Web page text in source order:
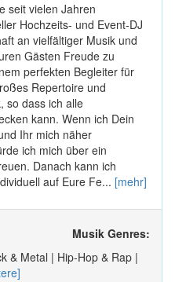
seit vielen Jahren
Hochzeits- und Event-DJ
an vielfältiger Musik und
Gästen Freude zu
perfekten Begleiter für
Repertoire und
so dass ich alle
kann. Wenn ich Dein
Ihr mich näher
ich mich über ein
Danach kann ich
auf Eure Fe... [mehr]
Musik Genres:
& Metal | Hip-Hop & Rap |